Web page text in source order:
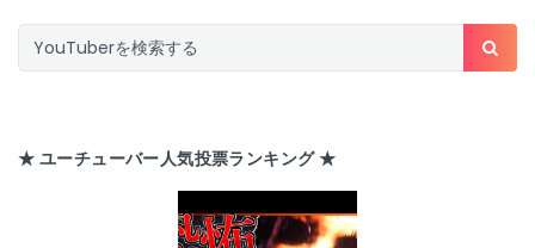
★ ユーチューバー人気投票ランキング ★